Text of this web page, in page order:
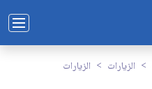
الزيارات الزيارات